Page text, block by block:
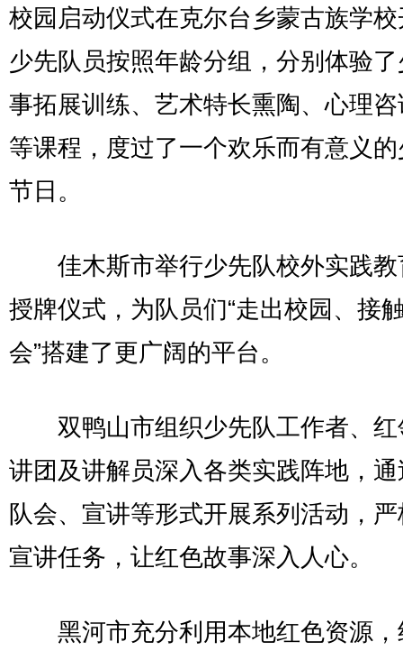
校园启动仪式在克尔台乡蒙古族学
少先队员按照年龄分组，分别体验
事拓展训练、艺术特长熏陶、心理
等课程，度过了一个欢乐而有意义
节日。
佳木斯市举行少先队校外实践教
授牌仪式，为队员们“走出校园、接
会”搭建了更广阔的平台。
双鸭山市组织少先队工作者、红
讲团及讲解员深入各类实践阵地，
队会、宣讲等形式开展系列活动，
宣讲任务，让红色故事深入人心。
黑河市充分利用本地红色资源，